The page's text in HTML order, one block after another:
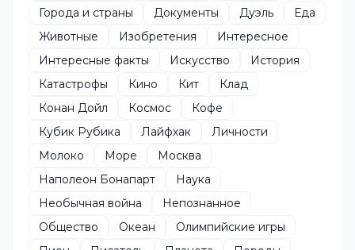
Города и страны
Документы Дуэль
Еда
Животные
Изобретения
Интересное
Интересные факты
Искусство
История
Катастрофы
Кино Кит
Клад
Конан Дойл
Космос
Кофе
Кубик Рубика
Лайфхак
Личности
Молоко
Море
Москва
Наполеон Бонапарт
Наука
Необычная война
Непознанное
Общество
Океан
Олимпийские игры